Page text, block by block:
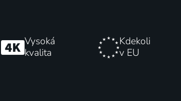
Vysoká
kvalita
Kdekoli
v EU